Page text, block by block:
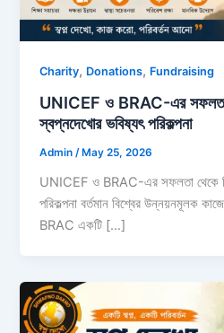
Charity, Donations, Fundraising
UNICEF ও BRAC-এর সফলতা
স্বপ্নদেখোর ভবিষ্যৎ পরিকল্পনা
Admin/May 25, 2026
UNICEF ও BRAC-এর সফলতা থেকে
পরিকল্পনা বর্তমান বিশ্বের উন্নয়নমূলক
BRAC একটি […]